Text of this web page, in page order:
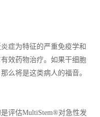
症为特征的严重免疫学和
效药物治疗。如果干细胞
么将是这类病人的福音。
评估MultiStem®对急性发